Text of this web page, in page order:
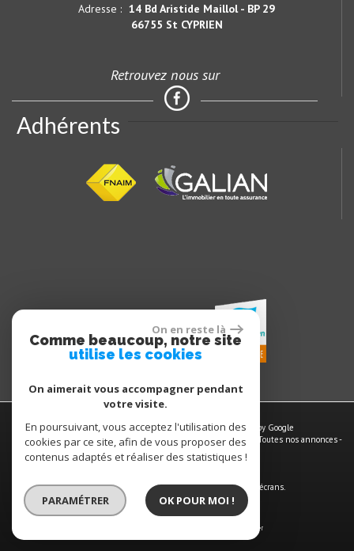
Adresse : 14 Bd Aristide Maillol - BP 29
66755 St CYPRIEN
Retrouvez nous sur
Adhérents
© 2026 | Tous droits réservés | Traduction powered by Google
Plan du site- Mentions légales-Nos honoraires-Liens- Admin Toutes nos annonces-
Politique RGPD
un seul site adaptable à tous les types d'écrans.
On en reste là
Comme beaucoup, notre site
utilise les cookies
On aimerait vous accompagner pendant
votre visite.
En poursuivant, vous acceptez l'utilisation des
cookies par ce site, afin de vous proposer des
contenus adaptés et réaliser des statistiques !
PARAMÉTRER OK POUR MOI !